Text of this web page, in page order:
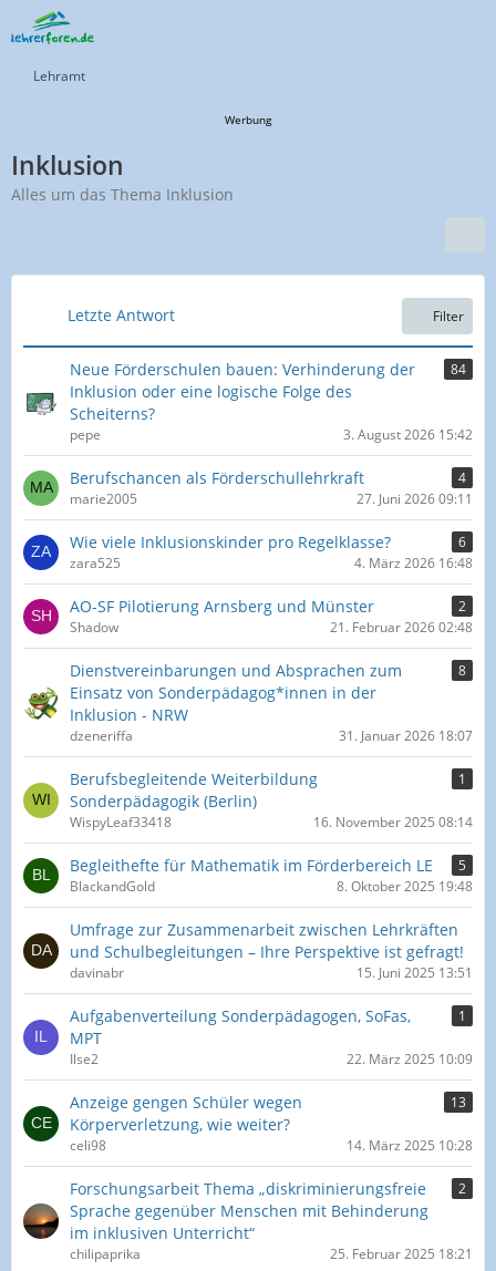
Lehramt
Werbung
Inklusion
Alles um das Thema Inklusion
Letzte Antwort Filter
Neue Förderschulen bauen: Verhinderung der
Inklusion oder eine logische Folge des
Scheiterns?
84
pepe 3. August 2026 15:42
Berufschancen als Förderschullehrkraft
4
marie2005
27. Juni 2026 09:11
Wie viele Inklusionskinder pro Regelklasse?
6
zara525
4. März 2026 16:48
AO-SF Pilotierung Arnsberg und Münster
2
Shadow
21. Februar 2026 02:48
Dienstvereinbarungen und Absprachen zum
Einsatz von Sonderpädagog*innen in der
Inklusion - NRW
8
dzeneriffa 31. Januar 2026 18:07
Berufsbegleitende Weiterbildung
Sonderpädagogik (Berlin)
1
WispyLeaf33418 16. November 2025 08:14
Begleithefte für Mathematik im Förderbereich LE
5
BlackandGold
8. Oktober 2025 19:48
Umfrage zur Zusammenarbeit zwischen Lehrkräften
und Schulbegleitungen – Ihre Perspektive ist gefragt!
davinabr 15. Juni 2025 13:51
Aufgabenverteilung Sonderpädagogen, SoFas,
MPT
1
Ilse2 22. März 2025 10:09
Anzeige gengen Schüler wegen
Körperverletzung, wie weiter?
13
celi98 14. März 2025 10:28
Forschungsarbeit Thema „diskriminierungsfreie
Sprache gegenüber Menschen mit Behinderung
im inklusiven Unterricht“
2
chilipaprika 25. Februar 2025 18:21